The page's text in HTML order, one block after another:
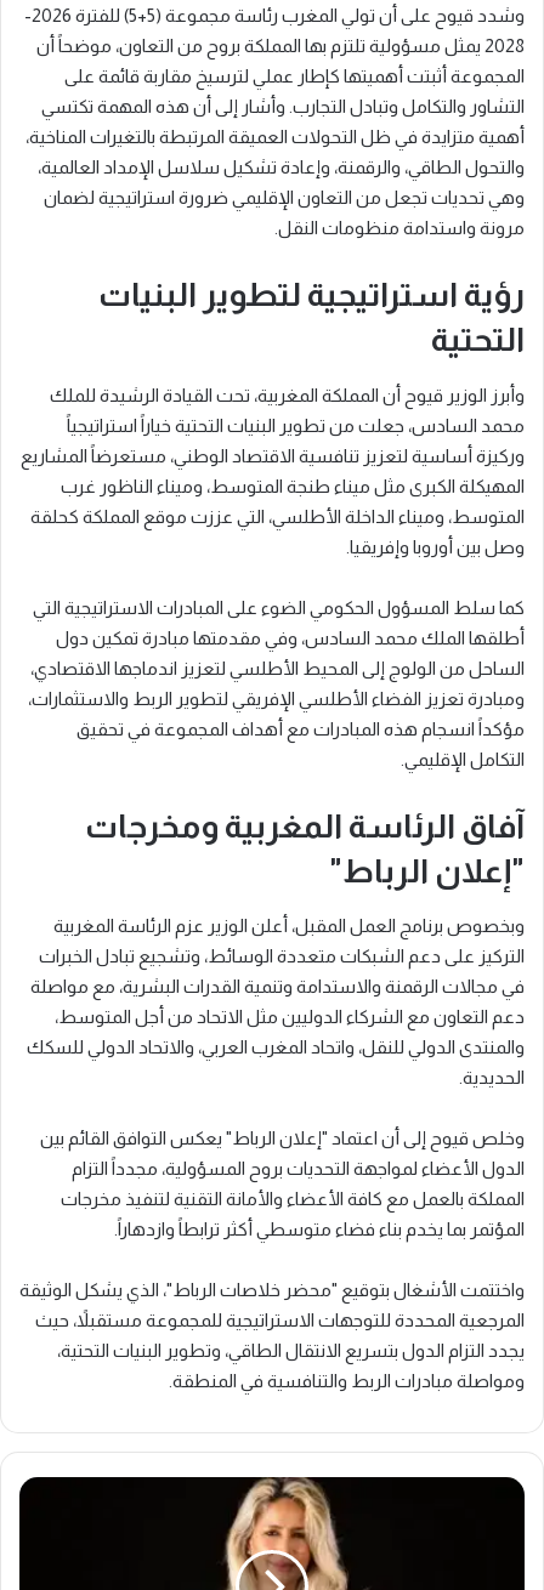
وشدد قيوح على أن تولي المغرب رئاسة مجموعة (5+5) للفترة 2026-
2028 يمثل مسؤولية تلتزم بها المملكة بروح من التعاون، موضحاً أن
المجموعة أثبتت أهميتها كإطار عملي لترسيخ مقاربة قائمة على
التشاور والتكامل وتبادل التجارب. وأشار إلى أن هذه المهمة تكتسي
أهمية متزايدة في ظل التحولات العميقة المرتبطة بالتغيرات المناخية،
والتحول الطاقي، والرقمنة، وإعادة تشكيل سلاسل الإمداد العالمية،
وهي تحديات تجعل من التعاون الإقليمي ضرورة استراتيجية لضمان
مرونة واستدامة منظومات النقل.
رؤية استراتيجية لتطوير البنيات
التحتية
وأبرز الوزير قيوح أن المملكة المغربية، تحت القيادة الرشيدة للملك
محمد السادس، جعلت من تطوير البنيات التحتية خياراً استراتيجياً
وركيزة أساسية لتعزيز تنافسية الاقتصاد الوطني، مستعرضاً المشاريع
المهيكلة الكبرى مثل ميناء طنجة المتوسط، وميناء الناظور غرب
المتوسط، وميناء الداخلة الأطلسي، التي عززت موقع المملكة كحلقة
وصل بين أوروبا وإفريقيا.
كما سلط المسؤول الحكومي الضوء على المبادرات الاستراتيجية التي
أطلقها الملك محمد السادس، وفي مقدمتها مبادرة تمكين دول
الساحل من الولوج إلى المحيط الأطلسي لتعزيز اندماجها الاقتصادي،
ومبادرة تعزيز الفضاء الأطلسي الإفريقي لتطوير الربط والاستثمارات،
مؤكداً انسجام هذه المبادرات مع أهداف المجموعة في تحقيق
التكامل الإقليمي.
آفاق الرئاسة المغربية ومخرجات
"إعلان الرباط"
وبخصوص برنامج العمل المقبل، أعلن الوزير عزم الرئاسة المغربية
التركيز على دعم الشبكات متعددة الوسائط، وتشجيع تبادل الخبرات
في مجالات الرقمنة والاستدامة وتنمية القدرات البشرية، مع مواصلة
دعم التعاون مع الشركاء الدوليين مثل الاتحاد من أجل المتوسط،
والمنتدى الدولي للنقل، واتحاد المغرب العربي، والاتحاد الدولي للسكك
الحديدية.
وخلص قيوح إلى أن اعتماد "إعلان الرباط" يعكس التوافق القائم بين
الدول الأعضاء لمواجهة التحديات بروح المسؤولية، مجدداً التزام
المملكة بالعمل مع كافة الأعضاء والأمانة التقنية لتنفيذ مخرجات
المؤتمر بما يخدم بناء فضاء متوسطي أكثر ترابطاً وازدهاراً.
واختتمت الأشغال بتوقيع "محضر خلاصات الرباط"، الذي يشكل الوثيقة
المرجعية المحددة للتوجهات الاستراتيجية للمجموعة مستقبلاً، حيث
يجدد التزام الدول بتسريع الانتقال الطاقي، وتطوير البنيات التحتية،
ومواصلة مبادرات الربط والتنافسية في المنطقة.
ب